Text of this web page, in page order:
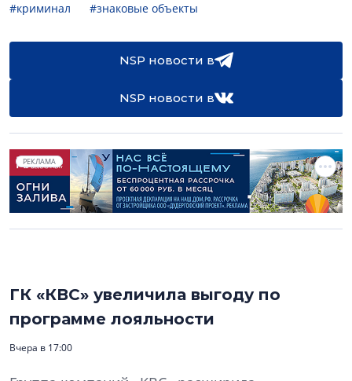
#криминал #знаковые объекты
NSP новости в
NSP новости в
РЕКЛАМА
ГК «КВС» увеличила выгоду по
программе лояльности
Вчера в 17:00